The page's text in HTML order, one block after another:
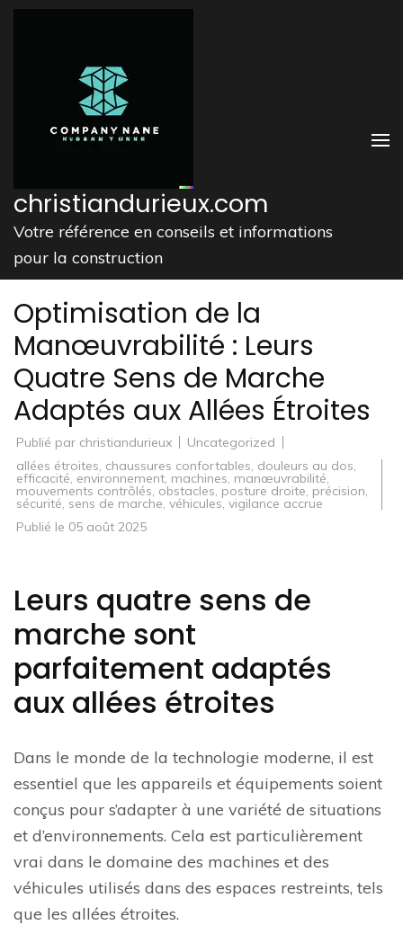
Aller
christiandurieux.com
Votre référence en conseils et informations
pour la construction
Optimisation de la
Manœuvrabilité : Leurs
Quatre Sens de Marche
Adaptés aux Allées Étroites
Publié par christiandurieux
Uncategorized
allées étroites, chaussures confortables, douleurs au dos,
efficacité, environnement, machines, manœuvrabilité,
mouvements contrôlés, obstacles, posture droite, précision,
sécurité, sens de marche, véhicules, vigilance accrue
Publié le 05 août 2025
Leurs quatre sens de
marche sont
parfaitement adaptés
aux allées étroites
Dans le monde de la technologie moderne, il est
essentiel que les appareils et équipements soient
conçus pour s’adapter à une variété de situations
et d’environnements. Cela est particulièrement
vrai dans le domaine des machines et des
véhicules utilisés dans des espaces restreints, tels
que les allées étroites.